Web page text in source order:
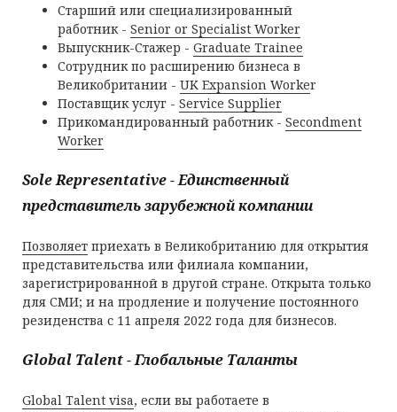
Старший или специализированный
работник - Senior or Specialist Worker
Выпускник-Стажер - Graduate Trainee
Сотрудник по расширению бизнеса в
Великобритании - UK Expansion Worker
Поставщик услуг - Service Supplier
Прикомандированный работник - Secondment
Worker
Sole Representative - Единственный
представитель зарубежной компании
Позволяет приехать в Великобританию для открытия
представительства или филиала компании,
зарегистрированной в другой стране. Открыта только
для СМИ; и на продление и получение постоянного
резиденства с 11 апреля 2022 года для бизнесов.
Global Talent - Глобальные Таланты
Global Talent visa, если вы работаете в